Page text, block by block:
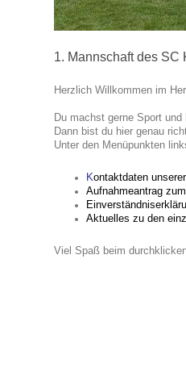
1. Mannschaft des SC
Herzlich Willkommen im
Du machst gerne Sport
Dann bist du hier genau
Unter den Menüpunkten
Kontaktdaten
Aufnahmeantrag
Aktuelles zu den
Viel Spaß beim